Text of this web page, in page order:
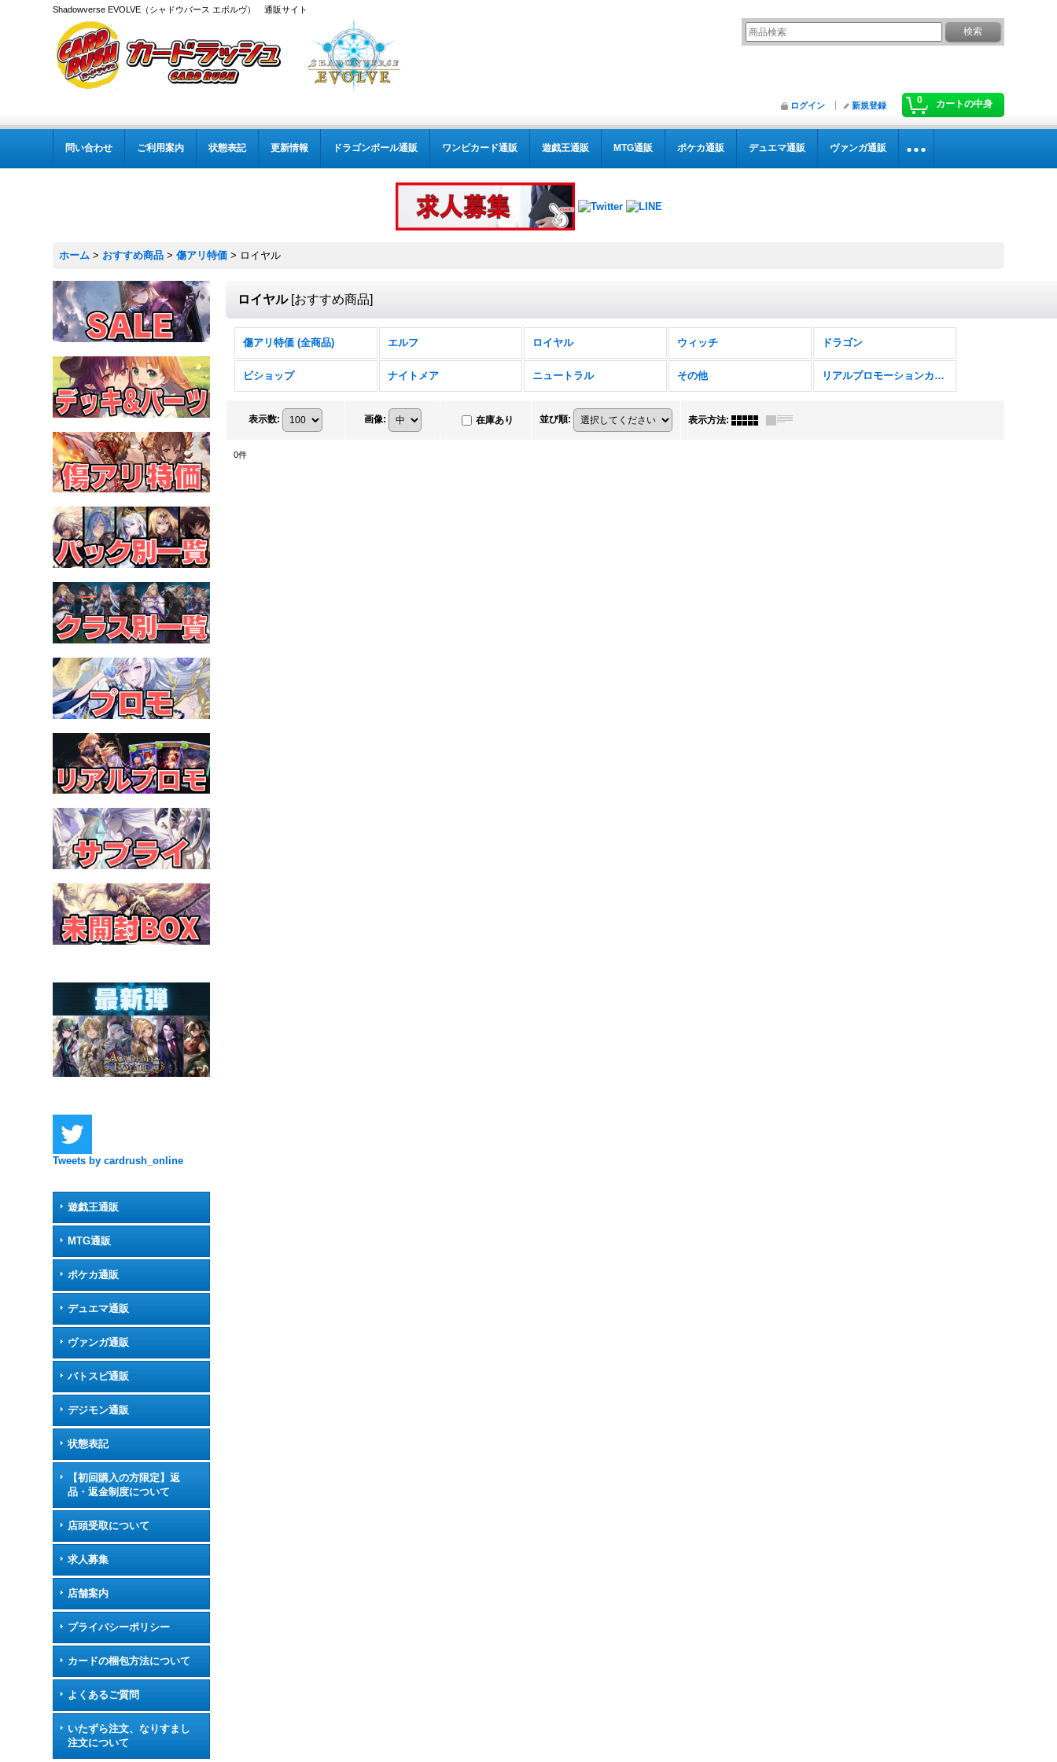
Shadowverse EVOLVE（シャドウバース エボルヴ） 通販サイト
0 カートの中身
ログイン 新規登録
問い合わせ ご利用案内 状態表記 更新情報 ドラゴンボール通販 ワンピカード通販 遊戯王通販 MTG通販 ポケカ通販 デュエマ通販 ヴァンガ通販
ホーム > おすすめ商品 > 傷アリ特価 > ロイヤル
Tweets by cardrush_online
遊戯王通販
MTG通販
ポケカ通販
デュエマ通販
ヴァンガ通販
バトスピ通販
デジモン通販
状態表記
【初回購入の方限定】返
品・返金制度について
店頭受取について
求人募集
店舗案内
プライバシーポリシー
カードの梱包方法について
よくあるご質問
いたずら注文、なりすまし
注文について
ロイヤル [おすすめ商品]
傷アリ特価 (全商品) エルフ ロイヤル ウィッチ ドラゴン
ビショップ ナイトメア ニュートラル その他 リアルプロモーションカード
表示数: 画像: 在庫あり 並び順: 表示方法:
0件